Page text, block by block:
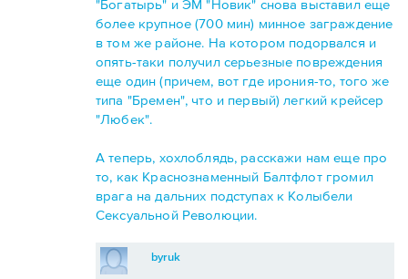
"Богатырь" и ЭМ "Новик" снова выставил еще
более крупное (700 мин) минное заграждение
в том же районе. На котором подорвался и
опять-таки получил серьезные повреждения
еще один (причем, вот где ирония-то, того же
типа "Бремен", что и первый) легкий крейсер
"Любек".
А теперь, хохлоблядь, расскажи нам еще про
то, как Краснознаменный Балтфлот громил
врага на дальних подступах к Колыбели
Сексуальной Революции.
byruk